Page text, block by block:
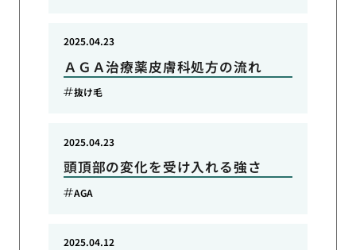
ＡＧＡ治療薬皮膚科処方の流れ
2025.04.23
抜け毛
頭頂部の変化を受け入れる強さ
2025.04.23
AGA
2025.04.12